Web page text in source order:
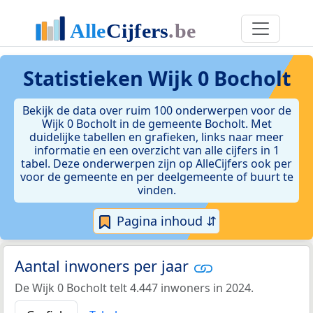
Statistieken Wijk 0 Bocholt
Bekijk de data over ruim 100 onderwerpen voor de
Wijk 0 Bocholt in de gemeente Bocholt. Met
duidelijke tabellen en grafieken, links naar meer
informatie en een overzicht van alle cijfers in 1
tabel. Deze onderwerpen zijn op AlleCijfers ook per
voor de gemeente en per deelgemeente of buurt te
vinden.
Pagina inhoud ⇵
Aantal inwoners per jaar
De Wijk 0 Bocholt telt 4.447 inwoners in 2024.